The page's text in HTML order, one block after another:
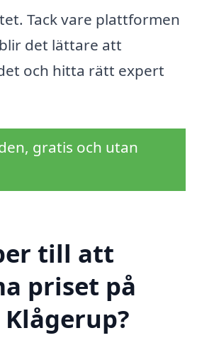
Tack vare plattformen
det lättare att
och hitta rätt expert
gratis och utan
till att
priset på